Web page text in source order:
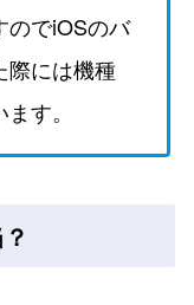
のでiOSのバ
際には機種
す。